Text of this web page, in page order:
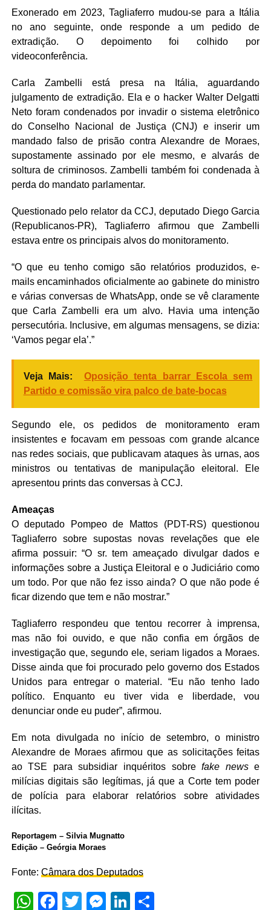
Exonerado em 2023, Tagliaferro mudou-se para a Itália
no ano seguinte, onde responde a um pedido de
extradição. O depoimento foi colhido por
videoconferência.
Carla Zambelli está presa na Itália, aguardando
julgamento de extradição. Ela e o hacker Walter Delgatti
Neto foram condenados por invadir o sistema eletrônico
do Conselho Nacional de Justiça (CNJ) e inserir um
mandado falso de prisão contra Alexandre de Moraes,
supostamente assinado por ele mesmo, e alvarás de
soltura de criminosos. Zambelli também foi condenada à
perda do mandato parlamentar.
Questionado pelo relator da CCJ, deputado Diego Garcia
(Republicanos-PR), Tagliaferro afirmou que Zambelli
estava entre os principais alvos do monitoramento.
“O que eu tenho comigo são relatórios produzidos, e-
mails encaminhados oficialmente ao gabinete do ministro
e várias conversas de WhatsApp, onde se vê claramente
que Carla Zambelli era um alvo. Havia uma intenção
persecutória. Inclusive, em algumas mensagens, se dizia:
‘Vamos pegar ela’.”
Veja Mais:
Oposição tenta barrar Escola sem
Partido e comissão vira palco de bate-bocas
Segundo ele, os pedidos de monitoramento eram
insistentes e focavam em pessoas com grande alcance
nas redes sociais, que publicavam ataques às urnas, aos
ministros ou tentativas de manipulação eleitoral. Ele
apresentou prints das conversas à CCJ.
Ameaças
O deputado Pompeo de Mattos (PDT-RS) questionou
Tagliaferro sobre supostas novas revelações que ele
afirma possuir: “O sr. tem ameaçado divulgar dados e
informações sobre a Justiça Eleitoral e o Judiciário como
um todo. Por que não fez isso ainda? O que não pode é
ficar dizendo que tem e não mostrar.”
Tagliaferro respondeu que tentou recorrer à imprensa,
mas não foi ouvido, e que não confia em órgãos de
investigação que, segundo ele, seriam ligados a Moraes.
Disse ainda que foi procurado pelo governo dos Estados
Unidos para entregar o material. “Eu não tenho lado
político. Enquanto eu tiver vida e liberdade, vou
denunciar onde eu puder”, afirmou.
Em nota divulgada no início de setembro, o ministro
Alexandre de Moraes afirmou que as solicitações feitas
ao TSE para subsidiar inquéritos sobrefake newse
milícias digitais são legítimas, já que a Corte tem poder
de polícia para elaborar relatórios sobre atividades
ilícitas.
Reportagem – Silvia Mugnatto
Edição – Geórgia Moraes
Fonte: Câmara dos Deputados
WhatsApp
Facebook
TwitterMessenger
LinkedIn